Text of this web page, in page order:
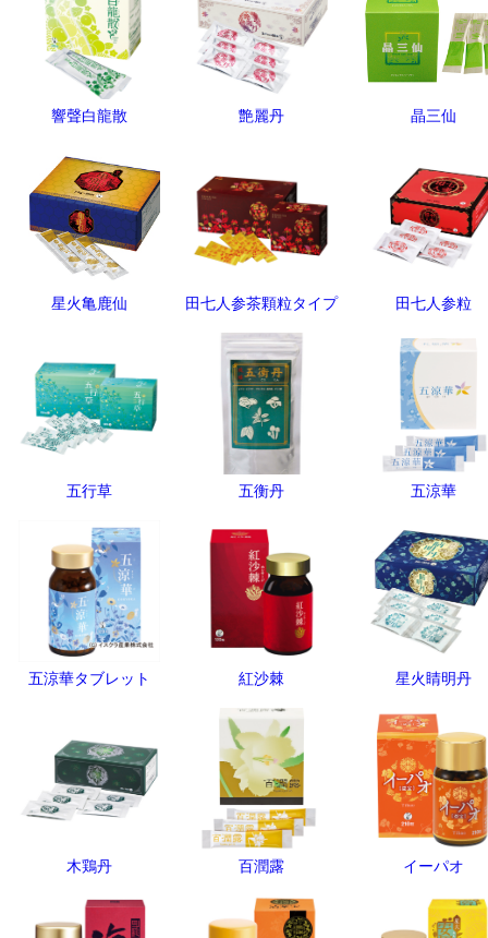
響聲白龍散 艶麗丹 晶三仙
星火亀鹿仙 田七人参茶顆粒タイプ 田七人参粒
五行草 五衡丹 五涼華
五涼華タブレット 紅沙棘 星火睛明丹
木鶏丹 百潤露 イーパオ